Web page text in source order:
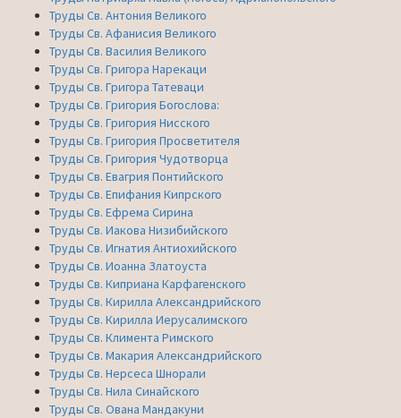
Труды Св. Антония Великого
Труды Св. Афанисия Великого
Труды Св. Василия Великого
Труды Св. Григора Нарекаци
Труды Св. Григора Татеваци
Труды Св. Григория Богослова:
Труды Св. Григория Нисского
Труды Св. Григория Просветителя
Труды Св. Григория Чудотворца
Труды Св. Евагрия Понтийского
Труды Св. Епифания Кипрского
Труды Св. Ефрема Сирина
Труды Св. Иакова Низибийского
Труды Св. Игнатия Антиохийского
Труды Св. Иоанна Златоуста
Труды Св. Киприана Карфагенского
Труды Св. Кирилла Александрийского
Труды Св. Кирилла Иерусалимского
Труды Св. Климента Римского
Труды Св. Макария Александрийского
Труды Св. Нерсеса Шнорали
Труды Св. Нила Синайского
Труды Св. Ована Мандакуни